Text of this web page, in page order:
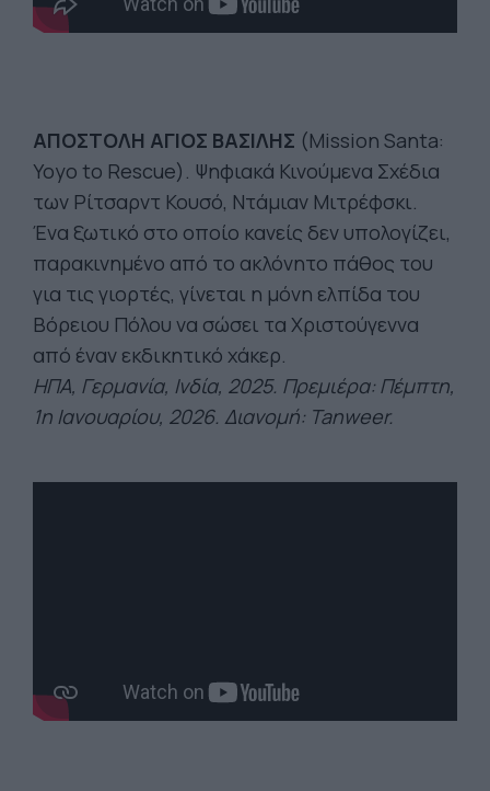
ΑΠΟΣΤΟΛΗ ΑΓΙΟΣ ΒΑΣΙΛΗΣ (Mission Santa:
Yoyo to Rescue). Ψηφιακά Κινούμενα Σχέδια
των Ρίτσαρντ Κουσό, Ντάμιαν Μιτρέφσκι.
Ένα ξωτικό στο οποίο κανείς δεν υπολογίζει,
παρακινημένο από το ακλόνητο πάθος του
για τις γιορτές, γίνεται η μόνη ελπίδα του
Βόρειου Πόλου να σώσει τα Χριστούγεννα
από έναν εκδικητικό χάκερ.
ΗΠΑ, Γερμανία, Ινδία, 2025. Πρεμιέρα: Πέμπτη,
1η Ιανουαρίου, 2026. Διανομή: Tanweer.